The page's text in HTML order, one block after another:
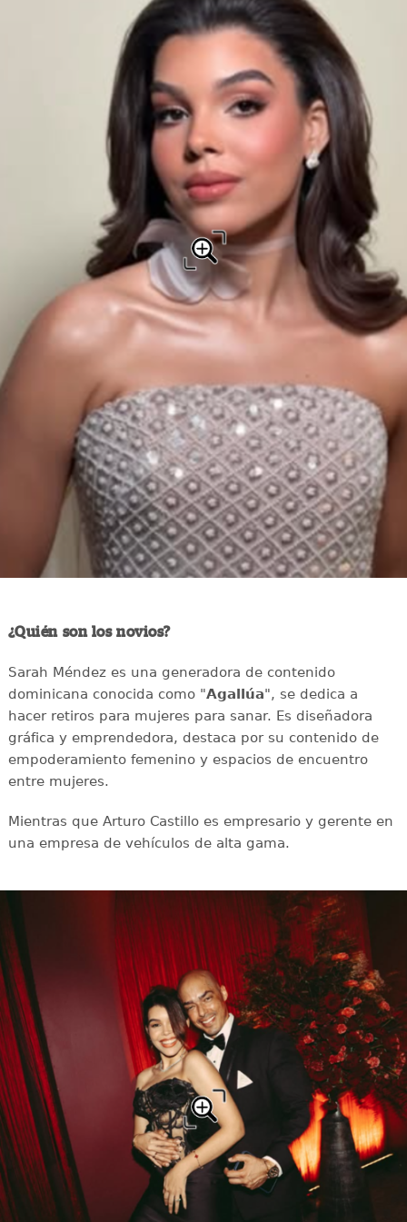
¿Quién son los novios?
Sarah Méndez es una generadora de contenido
dominicana conocida como "Agallúa", se dedica a
hacer retiros para mujeres para sanar. Es diseñadora
gráfica y emprendedora, destaca por su contenido de
empoderamiento femenino y espacios de encuentro
entre mujeres.
Mientras que Arturo Castillo es empresario y gerente en
una empresa de vehículos de alta gama.